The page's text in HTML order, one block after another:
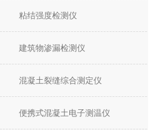
粘结强度检测仪
建筑物渗漏检测仪
混凝土裂缝综合测定仪
便携式混凝土电子测温仪